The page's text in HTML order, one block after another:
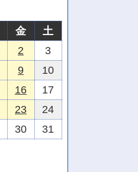
金
土
2
3
9
10
16
17
23
24
30 31